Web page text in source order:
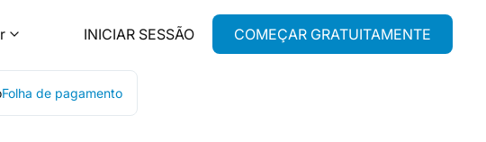
INICIAR SESSÃO COMEÇAR GRATUITAMENTE
Folha de pagamento